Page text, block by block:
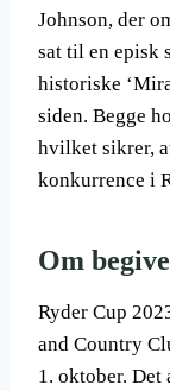
Johnson, der
sat til en episk
historiske
siden. Begge
hvilket sikrer,
konkurrence i
Om
Ryder Cup
and Country
1. oktober. Det